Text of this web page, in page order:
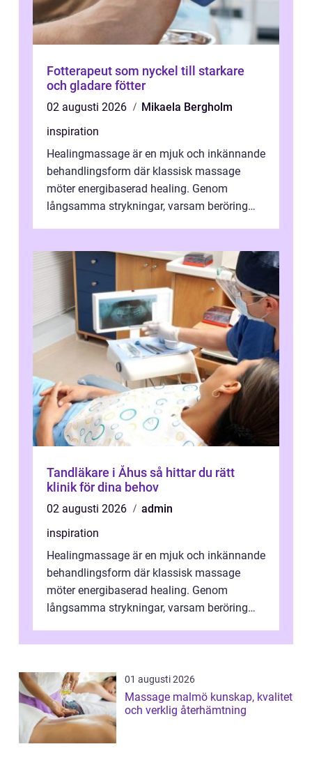
Fotterapeut som nyckel till starkare
och gladare fötter
02 augusti 2026
Mikaela Bergholm
inspiration
Healingmassage är en mjuk och inkännande
behandlingsform där klassisk massage
möter energibaserad healing. Genom
långsamma strykningar, varsam beröring
Tandläkare i Åhus så hittar du rätt
klinik för dina behov
02 augusti 2026
admin
inspiration
Healingmassage är en mjuk och inkännande
behandlingsform där klassisk massage
möter energibaserad healing. Genom
långsamma strykningar, varsam beröring
nervsys...
01 augusti 2026
Massage malmö kunskap, kvalitet
och verklig återhämtning